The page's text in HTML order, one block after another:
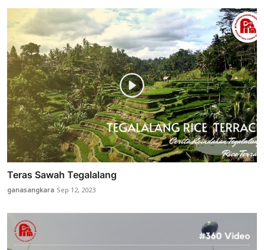
Teras Sawah Tegalalang
ganasangkara Sep 12, 2023